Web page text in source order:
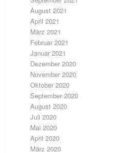
August 2021
April 2021
März 2021
Februar 2021
Januar 2021
Dezember 2020
November 2020
Oktober 2020
September 2020
August 2020
Juli 2020
Mai 2020
April 2020
März 2020